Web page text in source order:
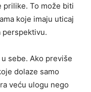
prilike. To može biti
koje imaju uticaj
perspektivu.
sebe. Ako previše
dolaze samo
veću ulogu nego